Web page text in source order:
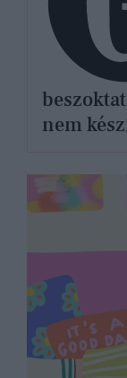
nem